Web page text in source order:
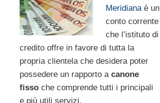
Meridianaè un
conto corrente
che l’istituto di
credito offre in favore di tutta la
propria clientela che desidera poter
possedere un rapporto a canone
fisso che comprende tutti i principali
e più utili servizi.